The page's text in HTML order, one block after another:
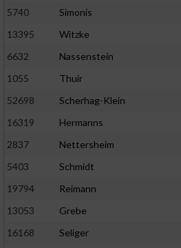
5740
Simonis
13395
Witzke
6632
Nassenstein
1055
Thuir
52698
Scherhag-Klein
16319
Hermanns
2837
Nettersheim
5403
Schmidt
19794
Reimann
13053
Grebe
16168
Seliger